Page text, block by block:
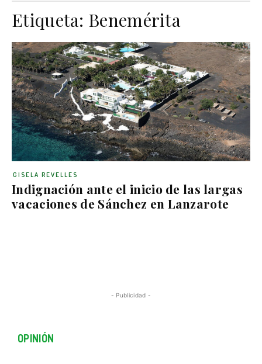
Etiqueta: Benemérita
Indignación ante el inicio de las largas
vacaciones de Sánchez en Lanzarote
GISELA REVELLES
- Publicidad -
OPINIÓN